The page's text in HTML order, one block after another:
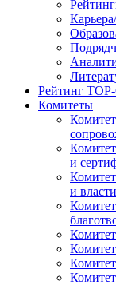
Рейтинг
Комитеты
и
и власти